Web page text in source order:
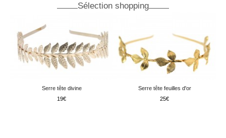
Sélection shopping
Serre tête divine
19
Serre tête feuilles d'or
25